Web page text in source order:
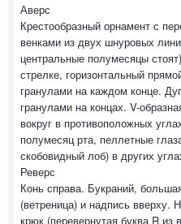
Аверс
Крестообразный орнамент с
венками из двух шнуровых
центральные полумесяцы
стрелке, горизонтальный
гранулами на каждом конце.
гранулами на концах. V-
вокруг в противоположных
полумесяц рта, пеллетные
скобовидный лоб) в других
Реверс
Конь справа. Букраний,
(ветреница) и надпись вверху.
крюк (перевернутая буква R из